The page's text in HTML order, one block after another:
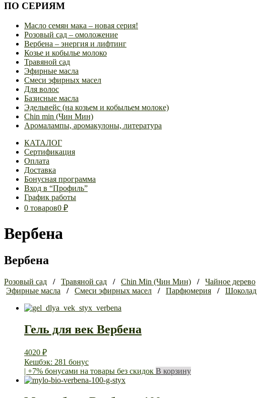
ПО СЕРИЯМ
Масло семян мака – новая серия!
Розовый сад – омоложение
Вербена – энергия и лифтинг
Козье и кобылье молоко
Травяной сад
Эфирные масла
Смеси эфирных масел
Для волос
Базисные масла
Эдельвейс (на козьем и кобыльем молоке)
Chin min (Чин Мин)
Аромалампы, аромакулоны, литература
КАТАЛОГ
Сертификация
Оплата
Доставка
Бонусная программа
Вход в “Профиль”
График работы
0 товаров0 ₽
Вербена
Вербена
Розовый сад / Травяной сад / Chin Min (Чин Мин) / Чайное дерево
Эфирные масла
/ Смеси эфирных масел / Парфюмерия / Шоколад
Гель для век Вербена
4020 ₽
Кешбэк: 281 бонус
| +7% бонусами на товары без скидок В корзину